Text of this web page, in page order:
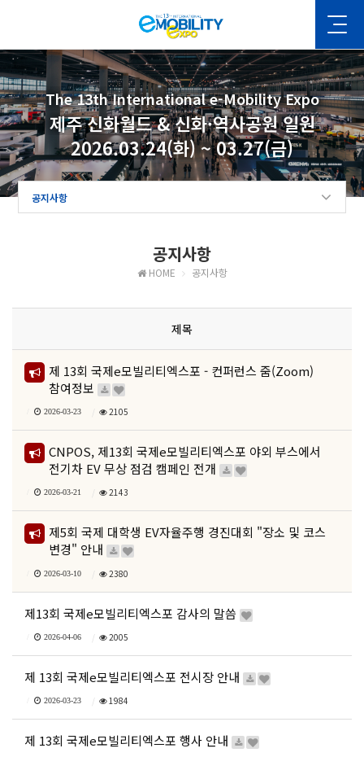
The 13th International e-Mobility Expo
제주 신화월드 & 신화·역사공원 일원
2026.03.24(화) ~ 03.27(금)
공지사항
공지사항
HOME 공지사항
제목
제 13회 국제e모빌리티엑스포 - 컨퍼런스 줌(Zoom)
참여정보
2026-03-23 2105
CNPOS, 제13회 국제e모빌리티엑스포 야외 부스에서
전기차 EV 무상 점검 캠페인 전개
2026-03-21 2143
제5회 국제 대학생 EV자율주행 경진대회 "장소 및 코스
변경" 안내
2026-03-10 2380
제13회 국제e모빌리티엑스포 감사의 말씀
2026-04-06 2005
제 13회 국제e모빌리티엑스포 전시장 안내
2026-03-23 1984
제 13회 국제e모빌리티엑스포 행사 안내